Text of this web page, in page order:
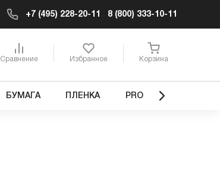
+7 (495) 228-20-11 8 (800) 333-10-11
Сравнение Избранное Корзина
БУМАГА ПЛЕНКА PRO